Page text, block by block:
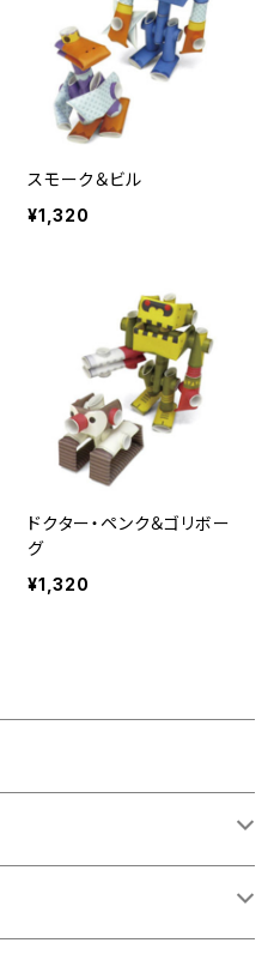
スモーク＆ビル
¥1,320
ドクター・ペンク＆ゴリボー
グ
¥1,320